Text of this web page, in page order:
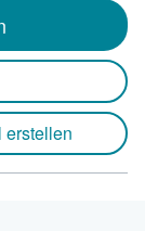
erstellen